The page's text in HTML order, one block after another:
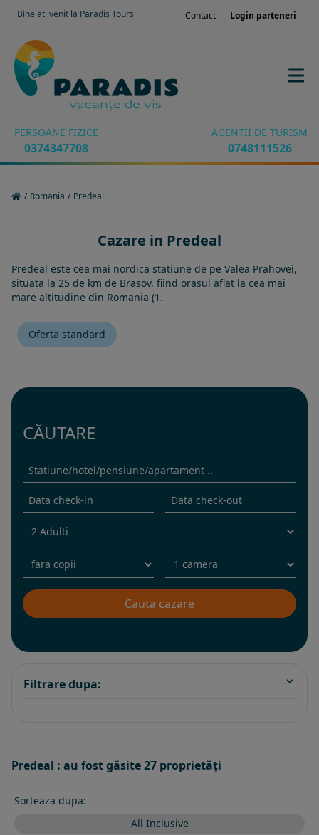
Bine ati venit la Paradis Tours Contact Login parteneri
PERSOANE FIZICE
0374347708
AGENTII DE TURISM
0748111526
/ Romania / Predeal
Cazare in Predeal
Predeal este cea mai nordica statiune de pe Valea Prahovei,
situata la 25 de km de Brasov, fiind orasul aflat la cea mai
mare altitudine din Romania (1.
Oferta standard
CĂUTARE
Filtrare dupa:
Predeal : au fost găsite 27 proprietăţi
Sorteaza dupa:
All Inclusive